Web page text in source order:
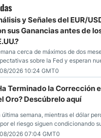
y Señales del EUR/
sus Ganancias antes de
cerca de máximos de dos
sobre la Fed y esperan
2026 10:24 GMT0
Terminado la Corrección
Oro? Descúbrelo aquí
semana, mientras el dólar
el riesgo siguen condicionando
2026 07:04 GMT0